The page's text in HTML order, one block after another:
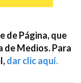
de Página, que
Medios. Para
dar clic aquí.